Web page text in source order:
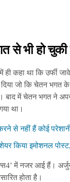
भी हो चुकी
ही कहा था कि उर्फी
जो कि चेतन भगत
बाद में चेतन भगत ने
था।
से नहीं हैं कोई
किया इमोशनल
में नजर आई हैं।
होता है।